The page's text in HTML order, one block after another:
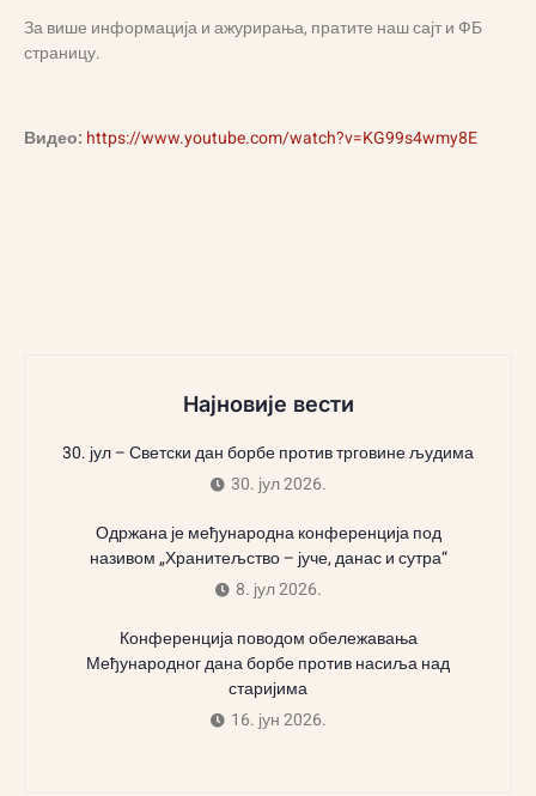
За више информација и ажурирања, пратите наш сајт и ФБ
страницу.
Видео: https://www.youtube.com/watch?v=KG99s4wmy8E
Најновије вести
30. јул – Светски дан борбе против трговине људима
30. јул 2026.
Одржана је међународна конференција под
називом „Хранитељство – јуче, данас и сутра“
8. јул 2026.
Конференција поводом обележавања
Међународног дана борбе против насиља над
старијима
16. јун 2026.